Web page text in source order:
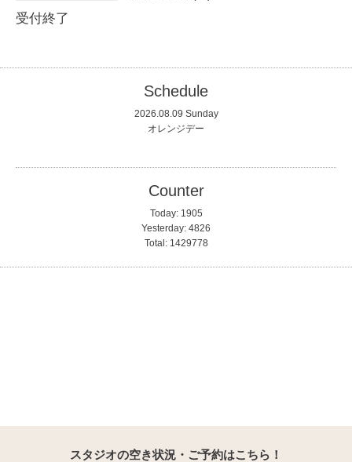
受付終了
Schedule
2026.08.09 Sunday
オレンジデー
Counter
Today: 1905
Yesterday: 4826
Total: 1429778
スタジオの空き状況・ご予約はこちら！